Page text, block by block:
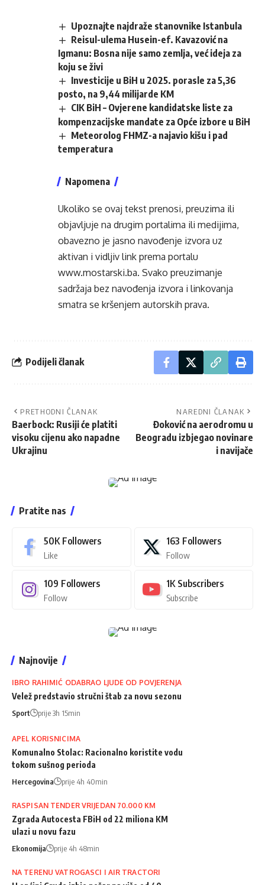
Upoznajte najdraže stanovnike Istanbula
Reisul-ulema Husein-ef. Kavazović na
Igmanu: Bosna nije samo zemlja, već ideja za
koju se živi
Investicije u BiH u 2025. porasle za 5,36
posto, na 9,44 milijarde KM
CIK BiH – Ovjerene kandidatske liste za
kompenzacijske mandate za Opće izbore u BiH
Meteorolog FHMZ-a najavio kišu i pad
temperatura
Napomena
Ukoliko se ovaj tekst prenosi, preuzima ili
objavljuje na drugim portalima ili medijima,
obavezno je jasno navođenje izvora uz
aktivan i vidljiv link prema portalu
www.mostarski.ba. Svako preuzimanje
sadržaja bez navođenja izvora i linkovanja
smatra se kršenjem autorskih prava.
Podijeli članak
PRETHODNI ČLANAK
Baerbock: Rusiji će platiti
visoku cijenu ako napadne
Ukrajinu
NAREDNI ČLANAK
Đoković na aerodromu u
Beogradu izbjegao novinare
i navijače
Pratite nas
50K Followers
Like
163 Followers
Follow
109 Followers
Follow
1K Subscribers
Subscribe
Najnovije
IBRO RAHIMIĆ ODABRAO LJUDE OD POVJERENJA
Velež predstavio stručni štab za novu sezonu
Sport prije 3h 15min
APEL KORISNICIMA
Komunalno Stolac: Racionalno koristite vodu
tokom sušnog perioda
Hercegovina prije 4h 40min
RASPISAN TENDER VRIJEDAN 70.000 KM
Zgrada Autocesta FBiH od 22 miliona KM
ulazi u novu fazu
Ekonomija prije 4h 48min
NA TERENU VATROGASCI I AIR TRACTORI